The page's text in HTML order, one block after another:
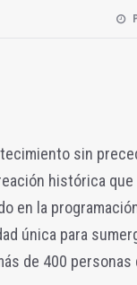
sin
histórica
en la
única para
de 400